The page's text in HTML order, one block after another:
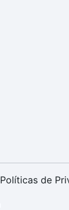
Políticas de